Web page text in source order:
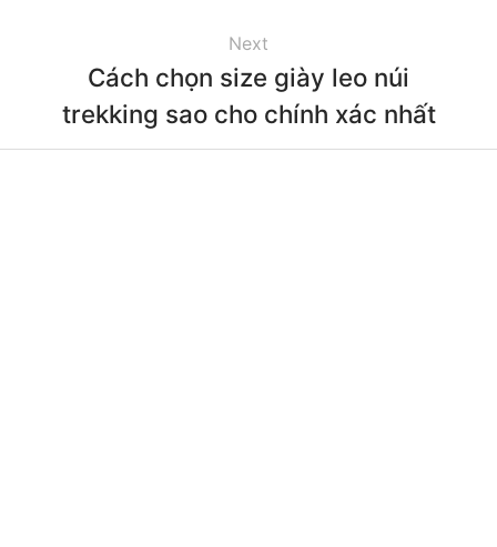
Next
Cách chọn size giày leo núi
trekking sao cho chính xác nhất